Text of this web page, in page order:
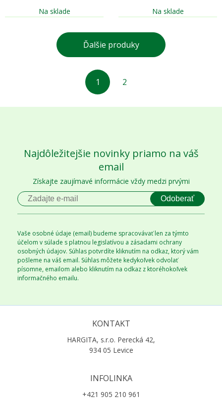
Na sklade Na sklade
Ďalšie produky
1 2
Najdôležitejšie novinky priamo na váš
email
Získajte zaujímavé informácie vždy medzi prvými
Odoberať
Vaše osobné údaje (email) budeme spracovávať len za týmto
účelom v súlade s platnou legislatívou a zásadami ochrany
osobných údajov. Súhlas potvrdíte kliknutím na odkaz, ktorý vám
pošleme na váš email. Súhlas môžete kedykoľvek odvolať
písomne, emailom alebo kliknutím na odkaz z ktoréhokoľvek
informačného emailu.
KONTAKT
HARGITA, s.r.o. Perecká 42,
934 05 Levice
INFOLINKA
+421 905 210 961